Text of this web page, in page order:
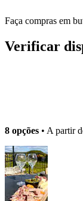
Faça compras em
Verificar
8 opções • A partir